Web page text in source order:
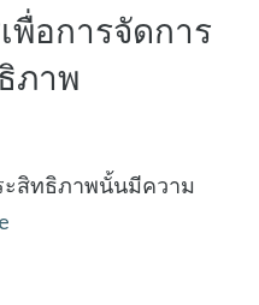
อการจัดการ
ภาพ
ะสิทธิภาพนั้นมีความ